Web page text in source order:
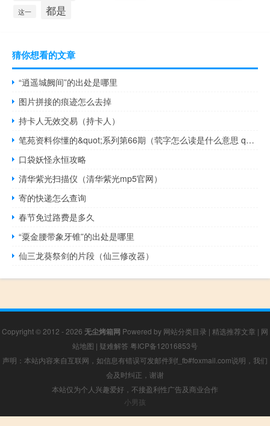
这一 都是
猜你想看的文章
“逍遥城阙间”的出处是哪里
图片拼接的痕迹怎么去掉
持卡人无效交易（持卡人）
笔苑资料你懂的&quot;系列第66期（茕字怎么读是什么意思 quot）
口袋妖怪永恒攻略
清华紫光扫描仪（清华紫光mp5官网）
寄的快递怎么查询
春节免过路费是多久
“粟金腰带象牙锥”的出处是哪里
仙三龙葵祭剑的片段（仙三修改器）
Copyright © 2012 - 2026 无尘烤箱网 Powered by 网站分类目录 | 精选推荐文章 | 网
站地图 | 疑难解答 粤ICP备12016853号
声明：本站内容来自互联网，如信息有错误可发邮件到f_fb#foxmail.com说明，我们
会及时纠正，谢谢
本站仅为个人兴趣爱好，不接盈利性广告及商业合作
小男孩